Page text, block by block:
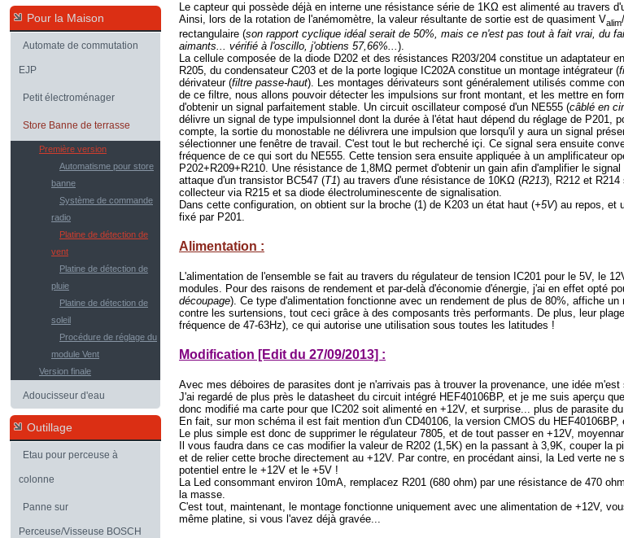
Pour la Maison
Automate de commutation
EJP
Petit électroménager
Store Banne de terrasse
Première version
Automatisme pour store
banne
Système de commande
radio
Platine de détection de
vent
Platine de détection de
pluie
Platine de détection de
soleil
Procédure de réglage du
module Vent
Version finale
Adoucisseur d'eau
Outillage
Etau pour perceuse à
colonne
Panne sur
Perceuse/Visseuse BOSCH
Le capteur qui possède déjà en interne une résistance série de 1KΩ est alimenté au travers
Ainsi, lors de la rotation de l'anémomètre, la valeur résultante de sortie est de quasiment Valim
rectangulaire (son rapport cyclique idéal serait de 50%, mais ce n'est pas tout à fait vrai, du
aimants... vérifié à l'oscillo, j'obtiens 57,66%... ).
La cellule composée de la diode D202 et des résistances R203/204 constitue un adaptateur
R205, du condensateur C203 et de la porte logique IC202A constitue un montage intégrateur (
dérivateur (filtre passe-haut) . Les montages dérivateurs sont généralement utilisés comme
de ce filtre, nous allons pouvoir détecter les impulsions sur front montant, et les mettre en
d'obtenir un signal parfaitement stable. Un circuit oscillateur composé d'un NE555 (câblé en
délivre un signal de type impulsionnel dont la durée à l'état haut dépend du réglage de P201,
compte, la sortie du monostable ne délivrera une impulsion que lorsqu'il y aura un signal
sélectionner une fenêtre de travail. C'est tout le but recherché içi. Ce signal sera ensuite
fréquence de ce qui sort du NE555. Cette tension sera ensuite appliquée à un amplificateur
P202+R209+R210. Une résistance de 1,8MΩ permet d'obtenir un gain afin d'amplifier le
attaque d'un transistor BC547 (T1) au travers d'une résistance de 10KΩ (R213), R212 et
collecteur via R215 et sa diode électroluminescente de signalisation.
Dans cette configuration, on obtient sur la broche (1) de K203 un état haut (+5V) au repos, et
fixé par P201.
Alimentation :
L'alimentation de l'ensemble se fait au travers du régulateur de tension IC201 pour le 5V, le
modules. Pour des raisons de rendement et par-delà d'économie d'énergie, j'ai en effet opté
découpage) . Ce type d'alimentation fonctionne avec un rendement de plus de 80%, affiche
contre les surtensions, tout ceci grâce à des composants très performants. De plus, leur
fréquence de 47-63Hz), ce qui autorise une utilisation sous toutes les latitudes !
Modification [Edit du 27/09/2013] :
Avec mes déboires de parasites dont je n'arrivais pas à trouver la provenance, une idée m'est
J'ai regardé de plus près le datasheet du circuit intégré HEF40106BP, et je me suis aperçu
donc modifié ma carte pour que IC202 soit alimenté en +12V, et surprise... plus de parasite
En fait, sur mon schéma il est fait mention d'un CD40106, la version CMOS du
Le plus simple est donc de supprimer le régulateur 7805, et de tout passer en +12V,
Il vous faudra dans ce cas modifier la valeur de R202 (1,5K) en la passant à 3,9K, couper la
et de relier cette broche directement au +12V. Par contre, en procédant ainsi, la Led verte
potentiel entre le +12V et le +5V !
La Led consommant environ 10mA, remplacez R201 (680 ohm) par une résistance de 470
la masse.
C'est tout, maintenant, le montage fonctionne uniquement avec une alimentation de +12V,
même platine, si vous l'avez déjà gravée...